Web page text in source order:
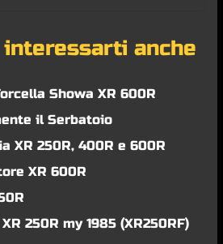
anche
Showa XR 600R
il Serbatoio
XR 250R, 400R e 600R
XR 600R
250R my 1985 (XR250RF)